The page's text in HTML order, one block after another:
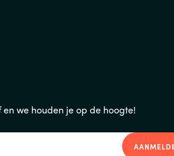
we houden je op de hoogte!